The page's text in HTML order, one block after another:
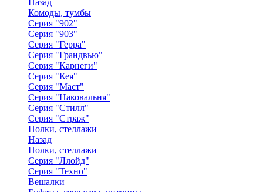
Назад
Комоды, тумбы
Серия "902"
Серия "903"
Серия "Герра"
Серия "Грандвью"
Серия "Карнеги"
Серия "Кея"
Серия "Маст"
Серия "Наковальня"
Серия "Стилл"
Серия "Страж"
Полки, стеллажи
Назад
Полки, стеллажи
Серия "Ллойд"
Серия "Техно"
Вешалки